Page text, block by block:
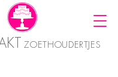
ZOETHOUDERTJES